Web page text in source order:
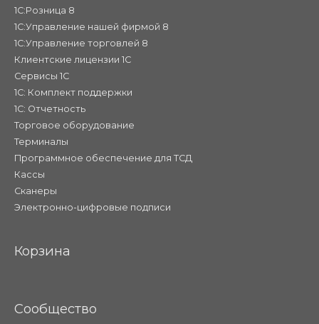
1С:Розница 8
1С:Управление нашей фирмой 8
1С:Управление торговлей 8
Клиентские лицензии 1С
Сервисы 1С
1С: Комплект поддержки
1С: Отчетность
Торговое оборудование
Терминалы
Программное обеспечение для ТСД
Кассы
Сканеры
Электронно-цифровые подписи
Корзина
Сообщество